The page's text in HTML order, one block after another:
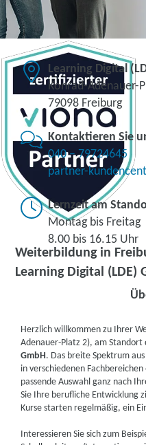
Weiterbildung in
Learning Digital (LDE)
Learning Digital
Konrad-Adenauer-
79098 Freiburg
Kontaktieren Sie
040 – 79724645
partner-
Lernzeit am
Montag bis Freitag
8.00 bis 16.15 Uhr
Herzlich willkommen zu Ihrer
Adenauer-Platz 2), am Standort
GmbH. Das breite Spektrum
in verschiedenen
passende Auswahl ganz nach
Sie Ihre berufliche Entwicklung
Kurse starten regelmäßig, ein
Interessieren Sie sich zum